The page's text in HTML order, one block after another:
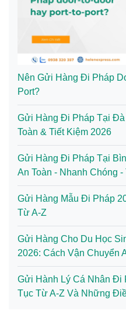
Nên Gửi Hàng Đi Pháp
Port?
Gửi Hàng Đi Pháp Tại Đà
Toàn & Tiết Kiệm 2026
Gửi Hàng Đi Pháp Tại
An Toàn - Nhanh Chóng -
Gửi Hàng Mẫu Đi Pháp
Từ A-Z
Gửi Hàng Cho Du Học
2026: Cách Vận Chuyển
Gửi Hành Lý Cá Nhân Đi
Tục Từ A-Z Và Những